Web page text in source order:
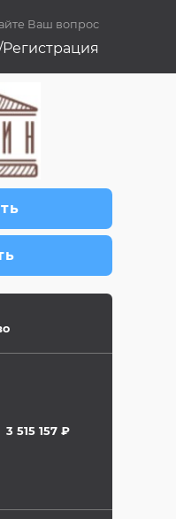
Ваш вопрос
Регистрация
3 515 157 ₽